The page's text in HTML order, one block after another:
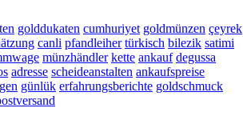
golddukaten cumhuriyet goldmünzen çeyrek
canli pfandleiher türkisch bilezik satimi
münzhändler kette ankauf degussa
adresse scheideanstalten ankaufspreise
günlük erfahrungsberichte goldschmuck